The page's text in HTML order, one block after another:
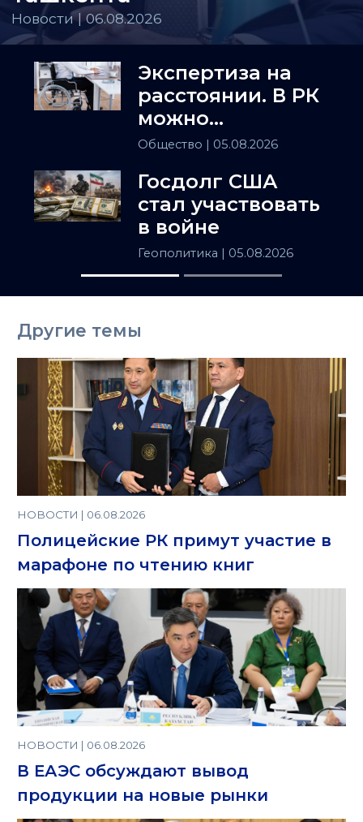
Новости | 06.08.2026
Экспертиза на
расстоянии. В РК
можно
установить
заочно
Общество | 05.08.2026
Госдолг США
стал участвовать
в войне
Геополитика | 05.08.2026
Другие темы
НОВОСТИ | 06.08.2026
Полицейские РК примут участие в
марафоне по чтению книг
НОВОСТИ | 06.08.2026
В ЕАЭС обсуждают вывод
продукции на новые рынки